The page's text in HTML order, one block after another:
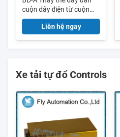
cuộn dây điện từ cuộn
dây cảm ứng từ nhẹ
Liên hệ ngay
Xe tải tự đổ Controls